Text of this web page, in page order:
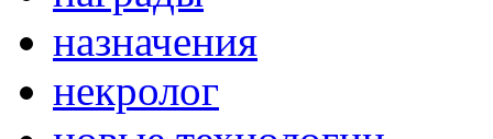
назначения
некролог